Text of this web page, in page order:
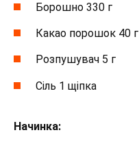
Борошно 330 г
Какао порошок 40 г
Розпушувач 5 г
Сіль 1 щіпка
Начинка: